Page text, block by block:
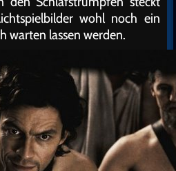
wohl noch ein
warten lassen werden.